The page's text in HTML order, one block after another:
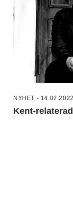
NYHET - 14.02.2022
Kent-